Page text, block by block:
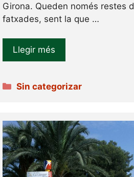
Girona. Queden només restes
fatxades, sent la que …
Llegir més
Categories
Sin categorizar